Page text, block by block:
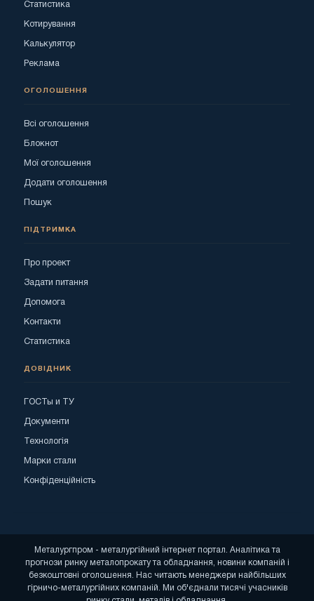
Статистика
Котирування
Калькулятор
Реклама
ОГОЛОШЕННЯ
Всі оголошення
Блокнот
Мої оголошення
Додати оголошення
Пошук
ПІДТРИМКА
Про проект
Задати питання
Допомога
Контакти
Статистика
ДОВІДНИК
ГОСТы и ТУ
Документи
Технологія
Марки стали
Конфіденційність
Металургпром - металургійний інтернет портал. Аналітика та
прогнози ринку металопрокату та обладнання, новини компаній і
безкоштовні оголошення. Нас читають менеджери найбільших
гірничо-металургійних компаній. Ми об'єднали тисячі учасників